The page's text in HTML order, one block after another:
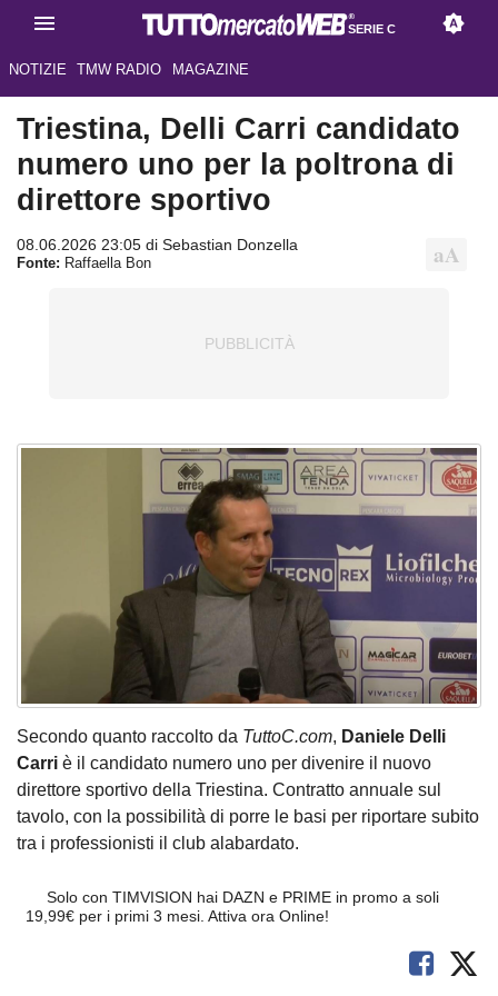
SERIE C
NOTIZIE TMW RADIO MAGAZINE
Triestina, Delli Carri candidato
numero uno per la poltrona di
direttore sportivo
08.06.2026 23:05 di Sebastian Donzella
Fonte: Raffaella Bon
Secondo quanto raccolto da TuttoC.com, Daniele Delli
Carri è il candidato numero uno per divenire il nuovo
direttore sportivo della Triestina. Contratto annuale sul
tavolo, con la possibilità di porre le basi per riportare subito
tra i professionisti il club alabardato.
Solo con TIMVISION hai DAZN e PRIME in promo a soli
19,99€ per i primi 3 mesi. Attiva ora Online!